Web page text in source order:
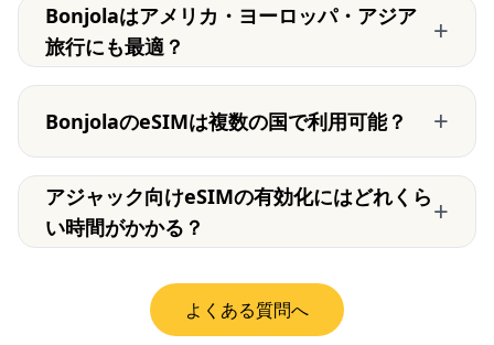
Bonjolaはアメリカ・ヨーロッパ・アジア
旅行にも最適？
+
BonjolaのeSIMは複数の国で利用可能？ +
アジャック向けeSIMの有効化にはどれくら
い時間がかかる？
+
よくある質問へ